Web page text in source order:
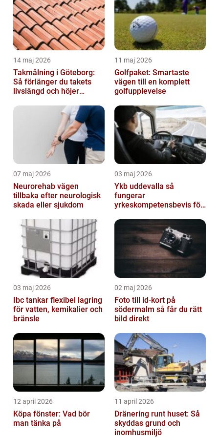
14 maj 2026
Takmålning i Göteborg:
Så förlänger du takets
livslängd och höjer
11 maj 2026
Golfpaket: Smartaste
vägen till en komplett
golfupplevelse
07 maj 2026
Neurorehab vägen
tillbaka efter neurologisk
skada eller sjukdom
03 maj 2026
Ykb uddevalla så
fungerar
yrkeskompetensbevis för
03 maj 2026
Ibc tankar flexibel lagring
för vatten, kemikalier och
bränsle
02 maj 2026
Foto till id-kort på
södermalm så får du rätt
bild direkt
12 april 2026
Köpa fönster: Vad bör
man tänka på
11 april 2026
Dränering runt huset: Så
skyddas grund och
inomhusmiljö